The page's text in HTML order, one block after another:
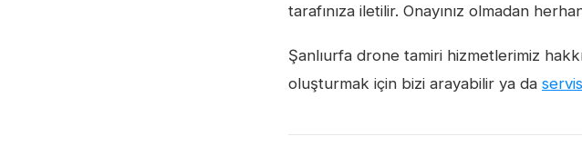
tarafınıza iletilir. Onayınız olmadan
Şanlıurfa drone tamiri hizmetlerimiz
oluşturmak için bizi arayabilir ya da